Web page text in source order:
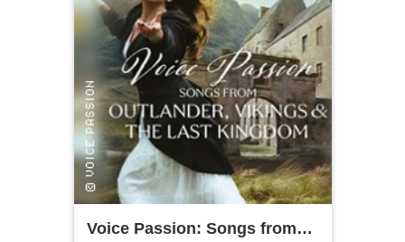
Voice Passion: Songs from